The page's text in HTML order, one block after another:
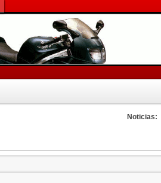
Noticias: